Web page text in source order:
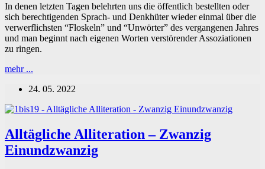
In denen letzten Tagen belehrten uns die öffentlich bestellten oder
sich berechtigenden Sprach- und Denkhüter wieder einmal über die
verwerflichsten “Floskeln” und “Unwörter” des vergangenen Jahres
und man beginnt nach eigenen Worten verstörender Assoziationen
zu ringen.
mehr ...
–
Zweiundzwanzig
24. 05. 2022
Alltägliche Alliteration – Zwanzig
Einundzwanzig